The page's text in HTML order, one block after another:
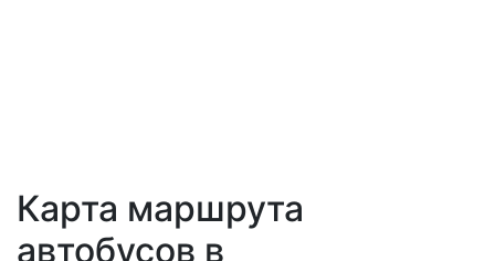
Карта маршрута
автобусов в